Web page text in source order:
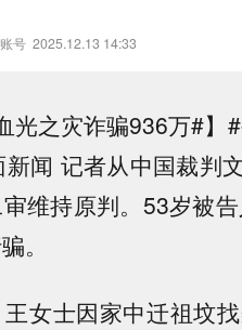
号 2025.12.13 14:33
光之灾诈骗936万#
闻 记者从中国裁判
维持原判。53岁被
。
女士因家中迁祖坟